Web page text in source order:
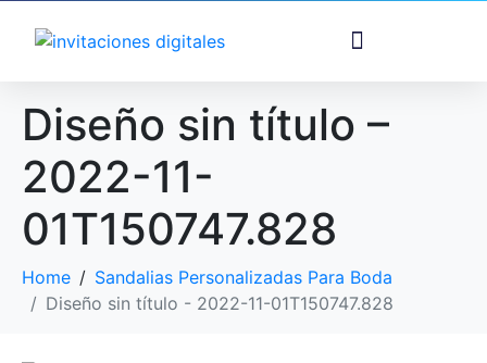
Diseño sin título –
2022-11-
01T150747.828
Home
Sandalias Personalizadas Para Boda
Diseño sin título - 2022-11-01T150747.828